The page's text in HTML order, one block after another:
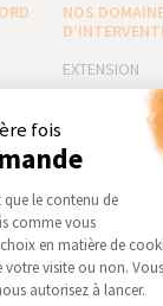
NOS
EXTENSION
RÉNOVATION
TRAVAUX
NOS
La Maison
Expert
Intégrer notre
fois
du
le contenu de
comme vous
en matière de
visite ou non.
autorisez à lancer.
consent